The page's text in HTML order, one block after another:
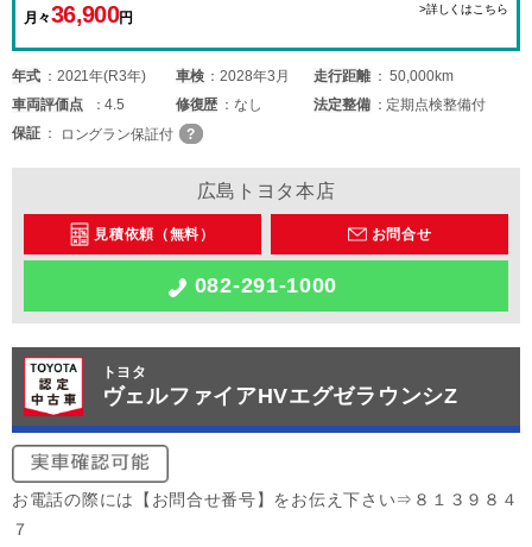
月々36,900円
>詳しくはこちら
年式 2021年(R3年) 車検 2028年3月 走行距離
50,000km
車両評価点 4.5 修復歴 なし 法定整備
定期点検整備付
保証
ロングラン保証付
広島トヨタ本店
見積依頼（無料） お問合せ
082-291-1000
トヨタ
ヴェルファイアHVエグゼラウンシZ
お電話の際には【お問合せ番号】をお伝え下さい⇒８１３９８４
７